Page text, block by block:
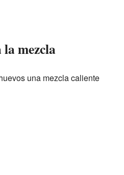
mezcla
una mezcla caliente